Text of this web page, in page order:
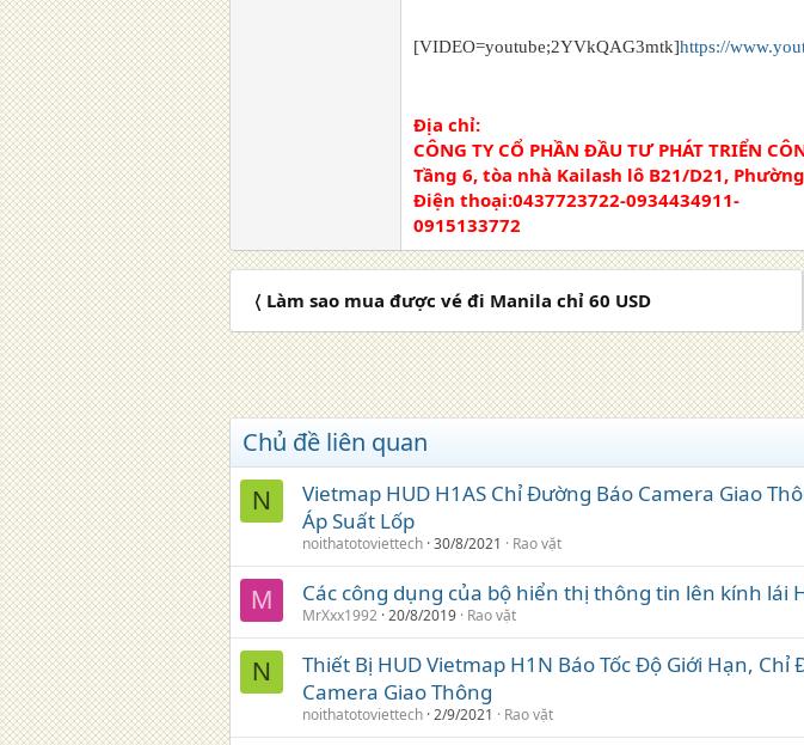
[VIDEO=youtube;2YVkQAG3mtk]https://
Địa chỉ:
CÔNG TY CỔ PHẦN ĐẦU TƯ PHÁT TRIỂN
Tầng 6, tòa nhà Kailash lô B21/D21,
Điện thoại:0437723722-0934434911-
0915133772
〈 Làm sao mua được vé đi Manila chỉ 60 USD
Chủ đề liên quan
N
Vietmap HUD H1AS Chỉ Đường Báo Camera Giao
Áp Suất Lốp
noithatotoviettech 30/8/2021 Rao vặt
M Các công dụng của bộ hiển thị thông tin lên kính lái
MrXxx1992 20/8/2019 Rao vặt
N
Thiết Bị HUD Vietmap H1N Báo Tốc Độ Giới Hạn, Chỉ
Camera Giao Thông
noithatotoviettech 2/9/2021 Rao vặt